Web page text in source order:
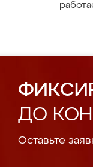
ДО
Оставьте